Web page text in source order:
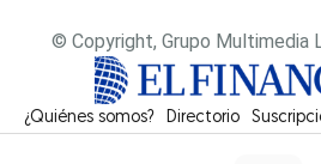
© Copyright, Grupo Multimedia
¿Quiénes somos? Directorio